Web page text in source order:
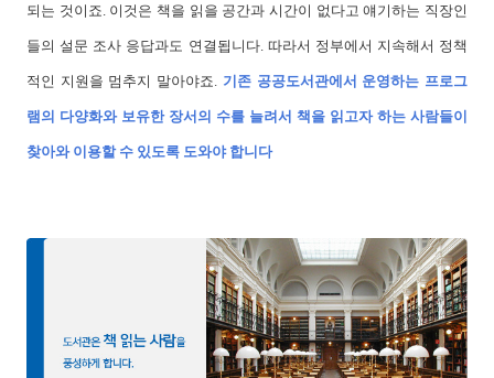
되는 것이죠. 이것은 책을 읽을 공간과 시간이 없다고 얘기하는 직장인
들의 설문 조사 응답과도 연결됩니다. 따라서 정부에서 지속해서 정책
적인 지원을 멈추지 말아야죠. 기존 공공도서관에서 운영하는 프로그
램의 다양화와 보유한 장서의 수를 늘려서 책을 읽고자 하는 사람들이
찾아와 이용할 수 있도록 도와야 합니다